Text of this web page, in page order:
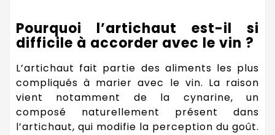
Pourquoi l’artichaut est-il si
difficile à accorder avec le vin ?
L’artichaut fait partie des aliments les plus
compliqués à marier avec le vin. La raison
vient notamment de la cynarine, un
composé naturellement présent dans
l’artichaut, qui modifie la perception du goût.